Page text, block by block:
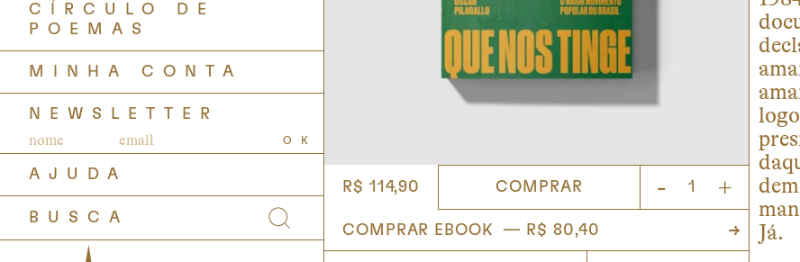
CÍRCULO DE
POEMAS
MINHA CONTA
NEWSLETTER
OK
AJUDA
R$ 114,90 - +
COMPRAR
Já.